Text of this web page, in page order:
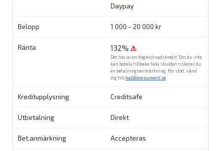
Daypay
1 000 - 20 000 kr
132% ⚠
Det här är en högkostnadskredit. Om du inte
kan betala tillbaka hela skulden riskerar du
en betalningsanmärkning. För stöd, vänd
dig till hallåkonsument.se
Creditsafe
Direkt
Accepteras